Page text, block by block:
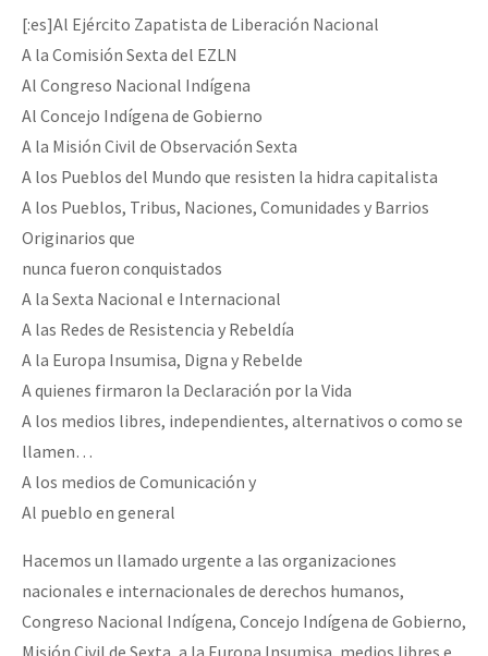
[:es]Al Ejército Zapatista de Liberación Nacional
A la Comisión Sexta del EZLN
Al Congreso Nacional Indígena
Al Concejo Indígena de Gobierno
A la Misión Civil de Observación Sexta
A los Pueblos del Mundo que resisten la hidra capitalista
A los Pueblos, Tribus, Naciones, Comunidades y Barrios
Originarios que
nunca fueron conquistados
A la Sexta Nacional e Internacional
A las Redes de Resistencia y Rebeldía
A la Europa Insumisa, Digna y Rebelde
A quienes firmaron la Declaración por la Vida
A los medios libres, independientes, alternativos o como se
llamen…
A los medios de Comunicación y
Al pueblo en general
Hacemos un llamado urgente a las organizaciones
nacionales e internacionales de derechos humanos,
Congreso Nacional Indígena, Concejo Indígena de Gobierno,
Misión Civil de Sexta, a la Europa Insumisa, medios libres e